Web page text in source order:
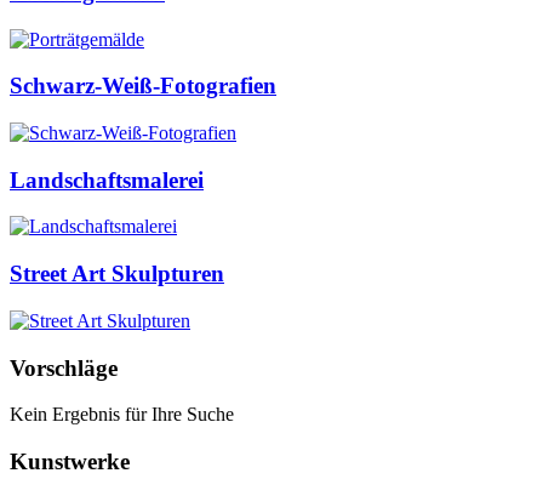
Schwarz-Weiß-Fotografien
Landschaftsmalerei
Street Art Skulpturen
Vorschläge
Kein Ergebnis für Ihre Suche
Kunstwerke